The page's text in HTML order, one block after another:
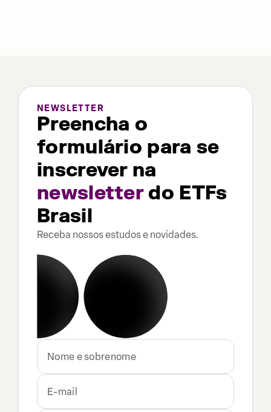
NEWSLETTER
Preencha o
formulário para se
inscrever na
newsletterdo ETFs
Brasil
Receba nossos estudos e novidades.